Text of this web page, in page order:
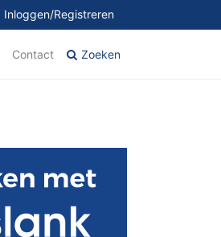
Inloggen/Registreren
Contact Zoeken